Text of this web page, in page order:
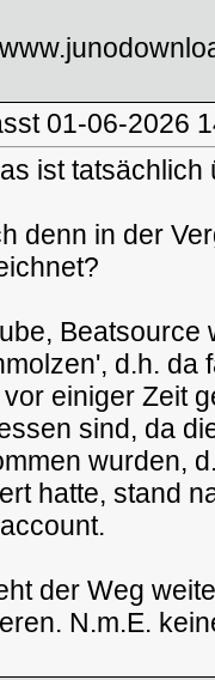
01-06-2026
ist tatsächlich
denn in der
Beatsource
d.h. da
einiger Zeit
sind, da
wurden,
hatte, stand
der Weg
N.m.E.